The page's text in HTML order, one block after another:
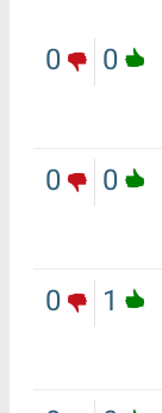
0
0
0
0
1
0